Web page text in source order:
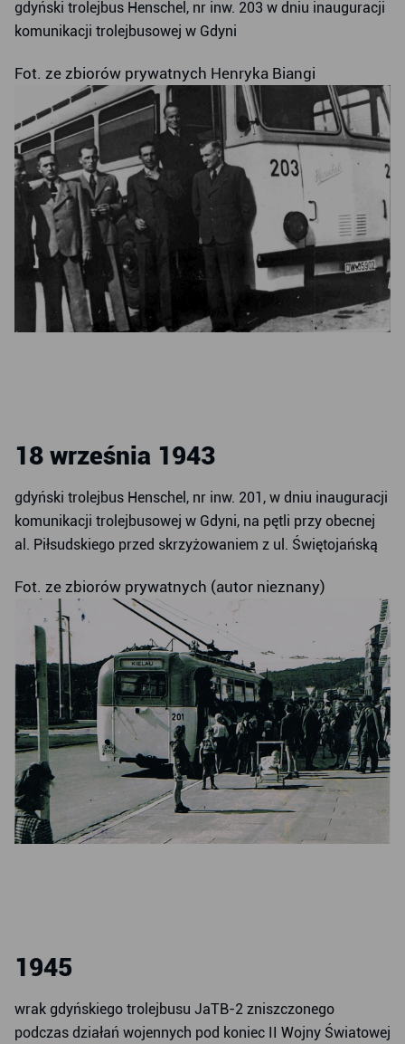
gdyński trolejbus Henschel, nr inw. 203 w dniu inauguracji
komunikacji trolejbusowej w Gdyni
Fot. ze zbiorów prywatnych Henryka Biangi
18 września 1943
gdyński trolejbus Henschel, nr inw. 201, w dniu inauguracji
komunikacji trolejbusowej w Gdyni, na pętli przy obecnej
al. Piłsudskiego przed skrzyżowaniem z ul. Świętojańską
Fot. ze zbiorów prywatnych (autor nieznany)
1945
wrak gdyńskiego trolejbusu JaTB-2 zniszczonego
podczas działań wojennych pod koniec II Wojny Światowej